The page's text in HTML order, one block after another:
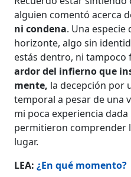
alguien comentó acerca
ni condena. Una especie
horizonte, algo sin
estás dentro, ni tampoco
ardor del infierno que
mente, la decepción por
temporal a pesar de una
mi poca experiencia
permitieron comprender
lugar.
LEA:¿En qué momento?